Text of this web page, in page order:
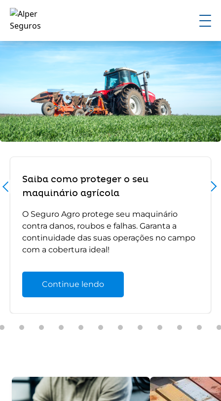
Saiba como proteger o seu
maquinário agrícola
O Seguro Agro protege seu maquinário
contra danos, roubos e falhas. Garanta a
continuidade das suas operações no campo
com a cobertura ideal!
Continue lendo